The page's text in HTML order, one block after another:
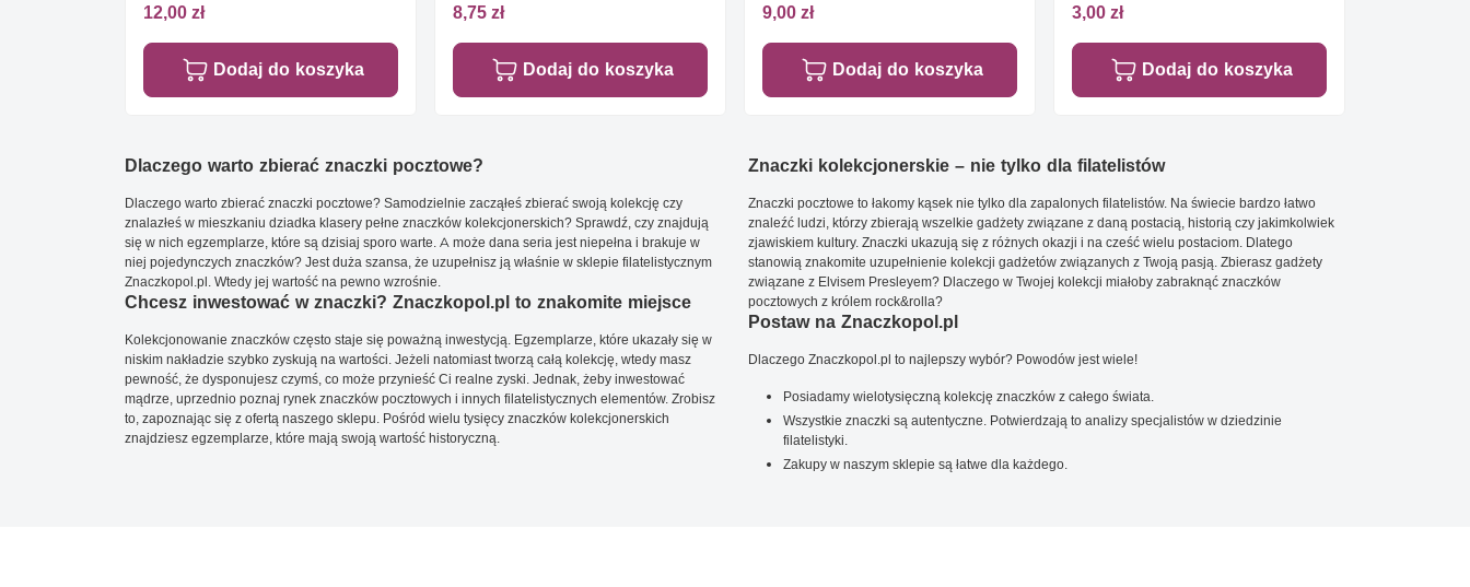
12,00 zł
Dodaj do koszyka
8,75 zł
Dodaj do koszyka
9,00 zł
Dodaj do koszyka
3,00 zł
Dodaj do koszyka
Dlaczego warto zbierać znaczki pocztowe?
Dlaczego warto zbierać znaczki pocztowe? Samodzielnie zacząłeś zbierać swoją kolekcję czy
znalazłeś w mieszkaniu dziadka klasery pełne znaczków kolekcjonerskich? Sprawdź, czy znajdują
się w nich egzemplarze, które są dzisiaj sporo warte. A może dana seria jest niepełna i brakuje w
niej pojedynczych znaczków? Jest duża szansa, że uzupełnisz ją właśnie w sklepie filatelistycznym
Znaczkopol.pl. Wtedy jej wartość na pewno wzrośnie.
Chcesz inwestować w znaczki? Znaczkopol.pl to znakomite miejsce
Kolekcjonowanie znaczków często staje się poważną inwestycją. Egzemplarze, które ukazały się w
niskim nakładzie szybko zyskują na wartości. Jeżeli natomiast tworzą całą kolekcję, wtedy masz
pewność, że dysponujesz czymś, co może przynieść Ci realne zyski. Jednak, żeby inwestować
mądrze, uprzednio poznaj rynek znaczków pocztowych i innych filatelistycznych elementów. Zrobisz
to, zapoznając się z ofertą naszego sklepu. Pośród wielu tysięcy znaczków kolekcjonerskich
znajdziesz egzemplarze, które mają swoją wartość historyczną.
Znaczki kolekcjonerskie – nie tylko dla filatelistów
Znaczki pocztowe to łakomy kąsek nie tylko dla zapalonych filatelistów. Na świecie bardzo łatwo
znaleźć ludzi, którzy zbierają wszelkie gadżety związane z daną postacią, historią czy jakimkolwiek
zjawiskiem kultury. Znaczki ukazują się z różnych okazji i na cześć wielu postaciom. Dlatego
stanowią znakomite uzupełnienie kolekcji gadżetów związanych z Twoją pasją. Zbierasz gadżety
związane z Elvisem Presleyem? Dlaczego w Twojej kolekcji miałoby zabraknąć znaczków
pocztowych z królem rock&rolla?
Postaw na Znaczkopol.pl
Dlaczego Znaczkopol.pl to najlepszy wybór? Powodów jest wiele!
Posiadamy wielotysięczną kolekcję znaczków z całego świata.
Wszystkie znaczki są autentyczne. Potwierdzają to analizy specjalistów w dziedzinie
filatelistyki.
Zakupy w naszym sklepie są łatwe dla każdego.